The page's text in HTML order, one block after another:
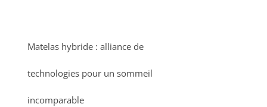
Matelas hybride : alliance de
technologies pour un sommeil
incomparable